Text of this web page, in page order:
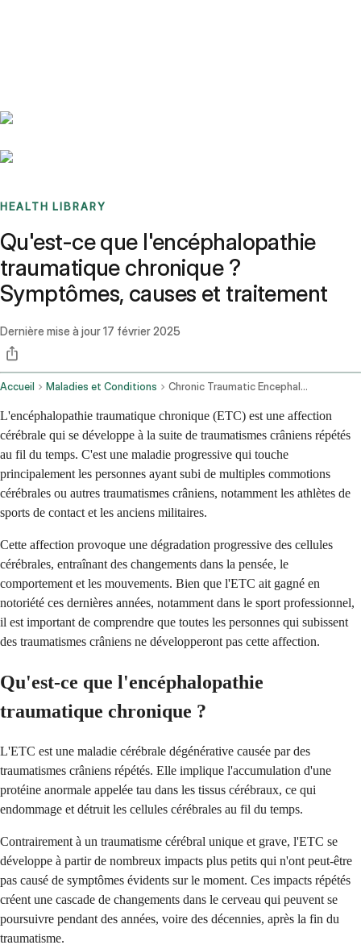
HEALTH LIBRARY
Qu'est-ce que l'encéphalopathie
traumatique chronique ?
Symptômes, causes et traitement
Dernière mise à jour17 février 2025
Accueil Maladies et Conditions Chronic Traumatic Encephalopathy
L'encéphalopathie traumatique chronique (ETC) est une affection
cérébrale qui se développe à la suite de traumatismes crâniens répétés
au fil du temps. C'est une maladie progressive qui touche
principalement les personnes ayant subi de multiples commotions
cérébrales ou autres traumatismes crâniens, notamment les athlètes de
sports de contact et les anciens militaires.
Cette affection provoque une dégradation progressive des cellules
cérébrales, entraînant des changements dans la pensée, le
comportement et les mouvements. Bien que l'ETC ait gagné en
notoriété ces dernières années, notamment dans le sport professionnel,
il est important de comprendre que toutes les personnes qui subissent
des traumatismes crâniens ne développeront pas cette affection.
Qu'est-ce que l'encéphalopathie
traumatique chronique ?
L'ETC est une maladie cérébrale dégénérative causée par des
traumatismes crâniens répétés. Elle implique l'accumulation d'une
protéine anormale appelée tau dans les tissus cérébraux, ce qui
endommage et détruit les cellules cérébrales au fil du temps.
Contrairement à un traumatisme cérébral unique et grave, l'ETC se
développe à partir de nombreux impacts plus petits qui n'ont peut-être
pas causé de symptômes évidents sur le moment. Ces impacts répétés
créent une cascade de changements dans le cerveau qui peuvent se
poursuivre pendant des années, voire des décennies, après la fin du
traumatisme.